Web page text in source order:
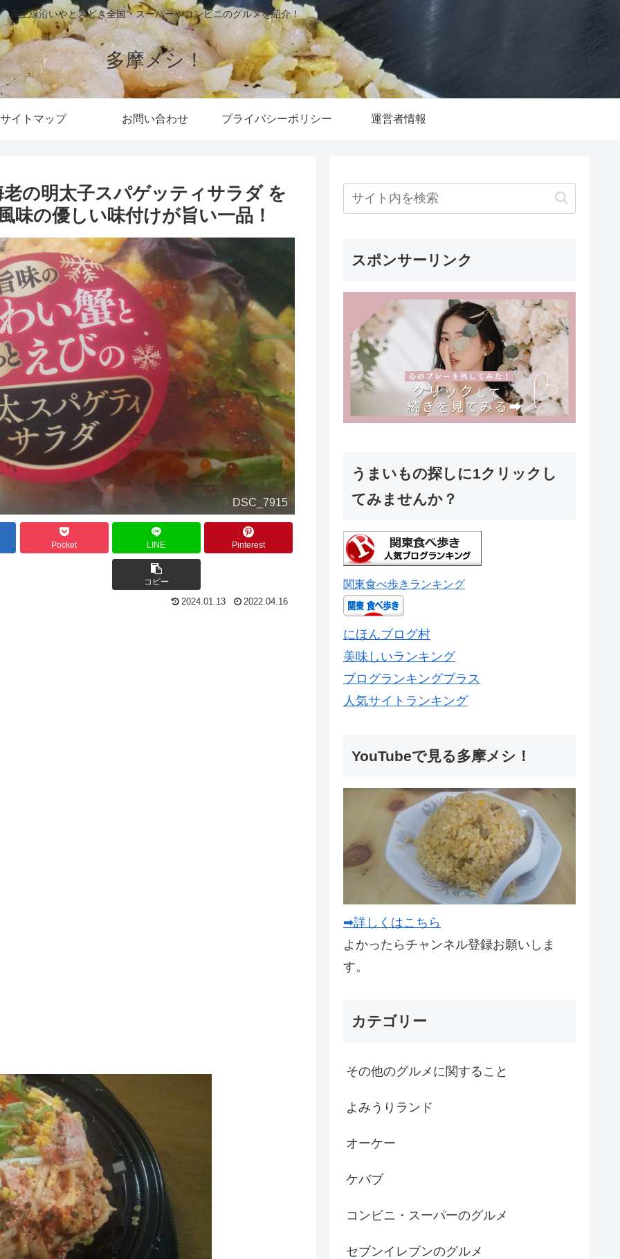
京王線沿いやときどき全国・スーパーやコンビニのグルメを紹介！
多摩メシ！
サイトマップ お問い合わせ プライバシーポリシー 運営者情報
の明太子スパゲッティサラダ を
味の優しい味付けが旨い一品！
DSC_7915
Pocket LINE Pinterest
コピー
2024.01.13 2022.04.16
スポンサーリンク
うまいもの探しに1クリックし
てみませんか？
関東食べ歩きランキング
にほんブログ村
美味しいランキング
ブログランキングプラス
人気サイトランキング
YouTubeで見る多摩メシ！
➡詳しくはこちら
よかったらチャンネル登録お願いしま
す。
カテゴリー
その他のグルメに関すること
よみうりランド
オーケー
ケバブ
コンビニ・スーパーのグルメ
セブンイレブンのグルメ